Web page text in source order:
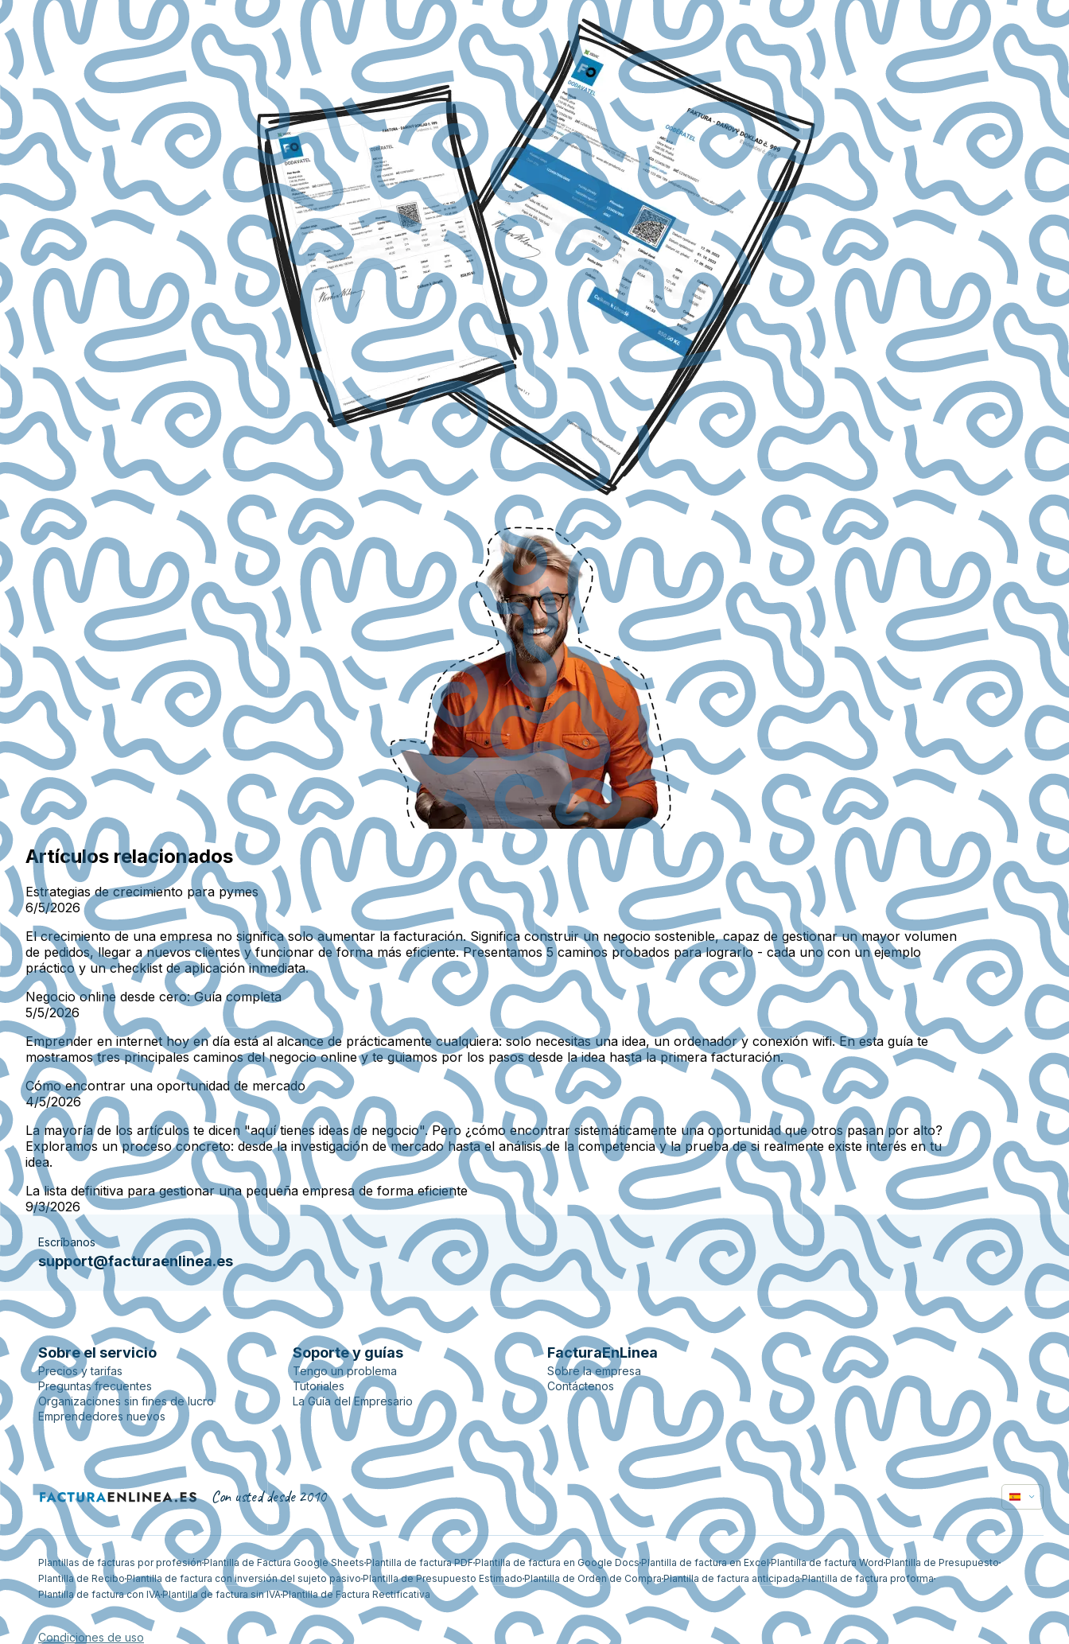
Artículos relacionados
Estrategias de crecimiento para pymes
6/5/2026
El crecimiento de una empresa no significa solo aumentar la facturación. Significa construir un negocio sostenible, capaz de gestionar un mayor volumen
de pedidos, llegar a nuevos clientes y funcionar de forma más eficiente. Presentamos 5 caminos probados para lograrlo - cada uno con un ejemplo
práctico y un checklist de aplicación inmediata.
Negocio online desde cero: Guía completa
5/5/2026
Emprender en internet hoy en día está al alcance de prácticamente cualquiera: solo necesitas una idea, un ordenador y conexión wifi. En esta guía te
mostramos tres principales caminos del negocio online y te guiamos por los pasos desde la idea hasta la primera facturación.
Cómo encontrar una oportunidad de mercado
4/5/2026
La mayoría de los artículos te dicen "aquí tienes ideas de negocio". Pero ¿cómo encontrar sistemáticamente una oportunidad que otros pasan por alto?
Exploramos un proceso concreto: desde la investigación de mercado hasta el análisis de la competencia y la prueba de si realmente existe interés en tu
idea.
La lista definitiva para gestionar una pequeña empresa de forma eficiente
9/3/2026
Escríbanos
support@facturaenlinea.es
Sobre el servicio
Precios y tarifas
Preguntas frecuentes
Organizaciones sin fines de lucro
Emprendedores nuevos
Soporte y guías
Tengo un problema
Tutoriales
La Guía del Empresario
FacturaEnLinea
Sobre la empresa
Contáctenos
Con usted desde 2010
Plantillas de facturas por profesiónPlantilla de Factura Google Sheets Plantilla de factura PDFPlantilla de factura en Google Docs Plantilla de factura en Excel Plantilla de factura Word Plantilla de Presupuesto
Plantilla de Recibo Plantilla de factura con inversión del sujeto pasivo Plantilla de Presupuesto Estimado Plantilla de Orden de Compra Plantilla de factura anticipadaPlantilla de factura proforma
Plantilla de factura con IVA Plantilla de factura sin IVAPlantilla de Factura Rectificativa
Condiciones de uso